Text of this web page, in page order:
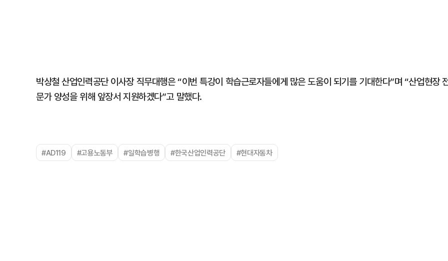
박상철 산업인력공단 이사장 직무대행은 “이번 특강이 학습근로자들에게 많은 도움이 되기를 기대한다”며 “산업현장
문가 양성을 위해 앞장서 지원하겠다”고 말했다.
#AD119 #고용노동부 #일학습병행 #한국산업인력공단 #현대자동차